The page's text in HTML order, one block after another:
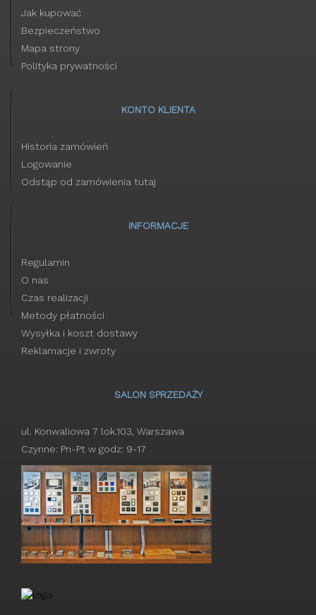
Jak kupować
Bezpieczeństwo
Mapa strony
Polityka prywatności
KONTO KLIENTA
Historia zamówień
Logowanie
Odstąp od zamówienia tutaj
INFORMACJE
Regulamin
O nas
Czas realizacji
Metody płatności
Wysyłka i koszt dostawy
Reklamacje i zwroty
SALON SPRZEDAŻY
ul. Konwaliowa 7 lok.103, Warszawa
Czynne: Pn-Pt w godz: 9-17